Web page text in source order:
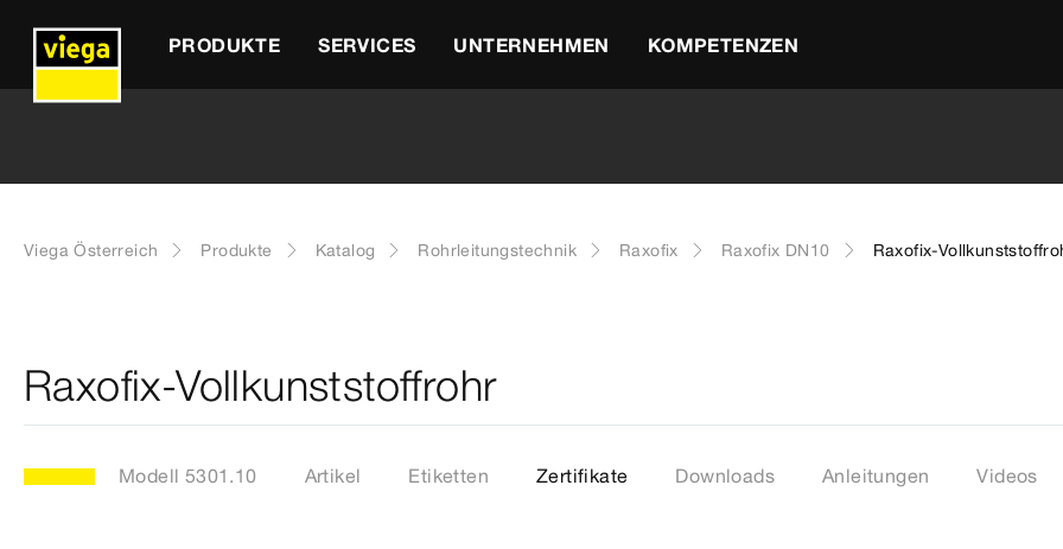
PRODUKTE SERVICES UNTERNEHMEN KOMPETENZEN
Viega Österreich Produkte Katalog Rohrleitungstechnik Raxofix Raxofix DN10 Raxofix-
Raxofix-Vollkunststoffrohr
Modell 5301.10 Artikel Etiketten Zertifikate Downloads Anleitungen Videos